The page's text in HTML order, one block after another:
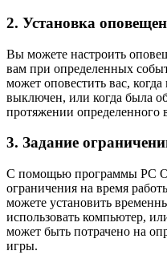
2. Установка
Вы можете настроить
вам при определенных
может оповестить вас,
выключен, или когда была
протяжении определенного
3. Задание
С помощью программы PC
ограничения на время
можете установить
использовать компьютер,
может быть потрачено на
игры.